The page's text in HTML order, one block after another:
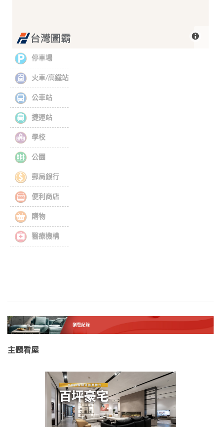
停車場
火車/高鐵站
公車站
捷運站
學校
公園
郵局銀行
便利商店
購物
醫療機構
主題看屋